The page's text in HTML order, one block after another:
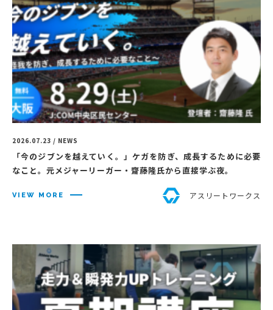
2026.07.23 / NEWS
「今のジブンを越えていく。」ケガを防ぎ、成長するために必要
なこと。元メジャーリーガー・齋藤隆氏から直接学ぶ夜。
VIEW MORE アスリートワークス